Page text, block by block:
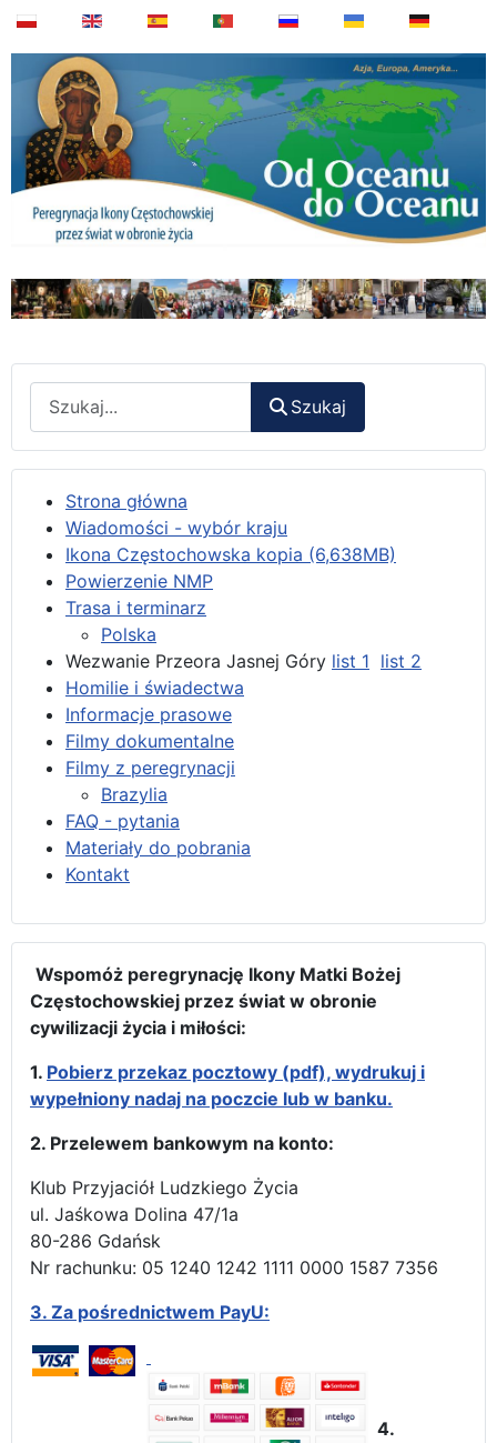
Szukaj
Strona główna
Wiadomości - wybór kraju
Ikona Częstochowska kopia (6,638MB)
Powierzenie NMP
Trasa i terminarz
Polska
Wezwanie Przeora Jasnej Góry list 1 list 2
Homilie i świadectwa
Informacje prasowe
Filmy dokumentalne
Filmy z peregrynacji
Brazylia
FAQ - pytania
Materiały do pobrania
Kontakt
Wspomóż peregrynację Ikony Matki Bożej
Częstochowskiej przez świat w obronie
cywilizacji życia i miłości:
1. Pobierz przekaz pocztowy (pdf), wydrukuj i
wypełniony nadaj na poczcie lub w banku.
2. Przelewem bankowym na konto:
Klub Przyjaciół Ludzkiego Życia
ul. Jaśkowa Dolina 47/1a
80-286 Gdańsk
Nr rachunku: 05 1240 1242 1111 0000 1587 7356
3. Za pośrednictwem PayU:
4.